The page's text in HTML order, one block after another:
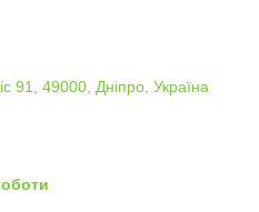
91, 49000, Дніпро, Україна